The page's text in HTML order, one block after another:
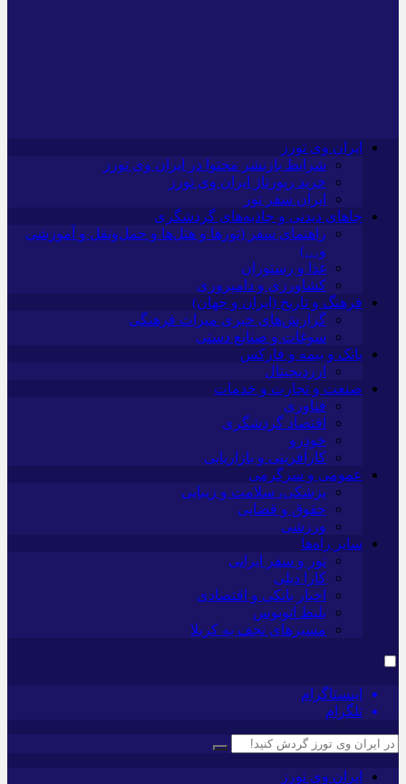
ایران وی تورز
شرایط بازنشر محتوا در ایران وی تورز
خرید رپورتاژ ایران وی تورز
ایران سفر تور
جاهای دیدنی و جاذبه‌های گردشگری
راهنمای سفر (تورها و هتل‌ها و حمل‌و‌نقل و آموزشی
و…)
غذا و رستوران
کشاورزی و دامپروری
فرهنگ و تاریخ (ایران و جهان)
گزارش‌های خبری میراث فرهنگی
سوغات و صنایع دستی
بانک و بیمه و فارکس
ارزدیجیتال
صنعت و تجارت و خدمات
فناوری
اقتصاد گردشگری
خودرو
کارآفرینی و بازاریابی
عمومی و سرگرمی
پزشکی، سلامت و زیبایی
حقوق و قضایی
ورزشی
سایر راه‌ها
تور و سفر ایرانی
کارا دیلی
اخبار بانکی و اقتصادی
بلیط اتوبوس
مسیرهای نجف به کربلا
اینستاگرام
تلگرام
ایران وی تورز